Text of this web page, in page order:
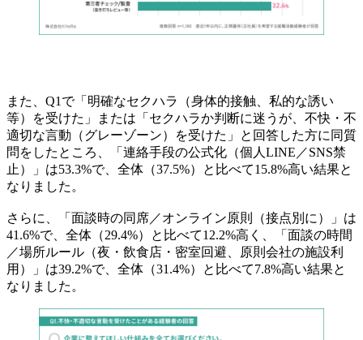
また、Q1で「明確なセクハラ（身体的接触、私的な誘い
等）を受けた」または「セクハラか判断に迷うが、不快・不
適切な言動（グレーゾーン）を受けた」と回答した方に同質
問をしたところ、「連絡手段の公式化（個人LINE／SNS禁
止）」は53.3%で、全体（37.5%）と比べて15.8%高い結果と
なりました。
さらに、「面談時の同席／オンライン原則（接点別に）」は
41.6%で、全体（29.4%）と比べて12.2%高く、「面談の時間
／場所ルール（夜・飲食店・密室回避、原則会社の施設利
用）」は39.2%で、全体（31.4%）と比べて7.8%高い結果と
なりました。